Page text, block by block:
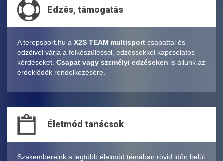
Edzés, támogatás
A terepsport.hu a X2S TEAM multisport csapattal és
edzőivel várja a felkészüléssel, edzéssekkel kapcsolatos
kérdéseket. Csapat vagy személyi edzéseken is állunk az
érdeklődök rendelkezésére.
Életmód tanácsok
Szakembereink a legtöbb életmód témában rövid időn belül